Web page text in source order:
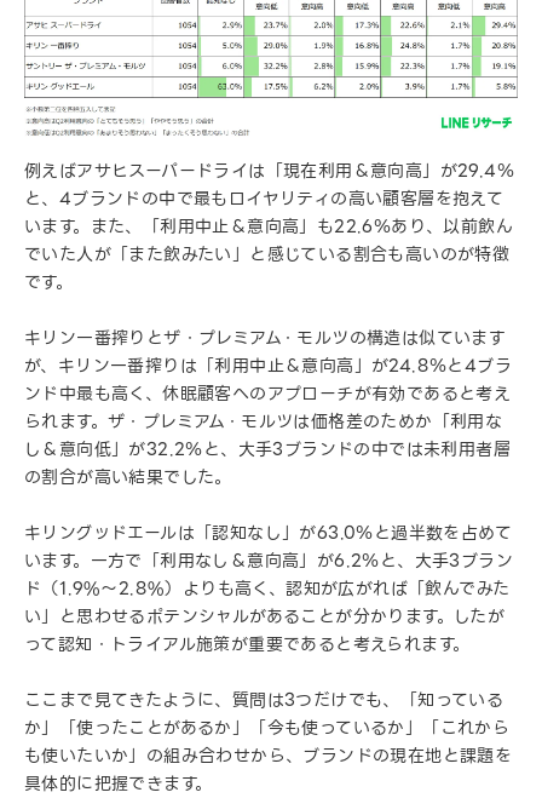
例えばアサヒスーパードライは「現在利用＆意向高」が29.4％
と、4ブランドの中で最もロイヤリティの高い顧客層を抱えて
います。また、「利用中止＆意向高」も22.6％あり、以前飲ん
でいた人が「また飲みたい」と感じている割合も高いのが特徴
です。
キリン一番搾りとザ・プレミアム・モルツの構造は似ています
が、キリン一番搾りは「利用中止＆意向高」が24.8％と4ブラ
ンド中最も高く、休眠顧客へのアプローチが有効であると考え
られます。ザ・プレミアム・モルツは価格差のためか「利用な
し＆意向低」が32.2％と、大手3ブランドの中では未利用者層
の割合が高い結果でした。
キリングッドエールは「認知なし」が63.0％と過半数を占めて
います。一方で「利用なし＆意向高」が6.2％と、大手3ブラン
ド（1.9%～2.8%）よりも高く、認知が広がれば「飲んでみた
い」と思わせるポテンシャルがあることが分かります。したが
って認知・トライアル施策が重要であると考えられます。
ここまで見てきたように、質問は3つだけでも、「知っている
か」「使ったことがあるか」「今も使っているか」「これから
も使いたいか」の組み合わせから、ブランドの現在地と課題を
具体的に把握できます。